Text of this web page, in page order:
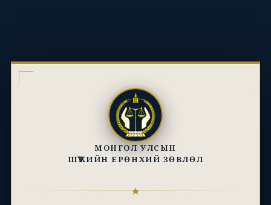
МОНГОЛ УЛСЫН
ШҮҮХИЙН ЕРӨНХИЙ ЗӨВЛӨЛ